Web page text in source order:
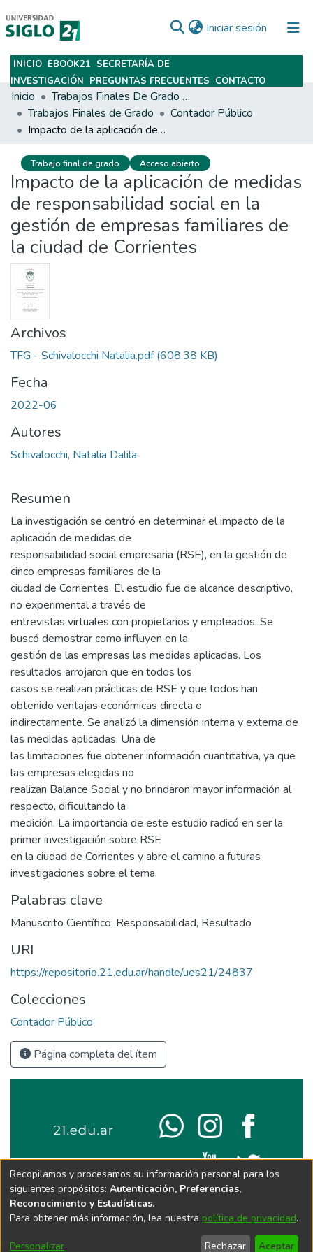
Iniciar sesión (current)
Subir
INICIO EBOOK21 SECRETARÍA DE
INVESTIGACIÓN PREGUNTAS FRECUENTES CONTACTO
Inicio
Trabajos Finales De Grado Y Posgrado
Trabajos Finales de Grado
Contador Público
Impacto de la aplicación de medidas de responsabilidad social en la gestión de empresas familiares de la ciudad de Corrientes
Trabajo final de grado Acceso abierto
Impacto de la aplicación de medidas
de responsabilidad social en la
gestión de empresas familiares de
la ciudad de Corrientes
Archivos
TFG - Schivalocchi Natalia.pdf(608.38 KB)
Fecha
2022-06
Autores
Schivalocchi, Natalia Dalila
Resumen
La investigación se centró en determinar el impacto de la
aplicación de medidas de
responsabilidad social empresaria (RSE), en la gestión de
cinco empresas familiares de la
ciudad de Corrientes. El estudio fue de alcance descriptivo,
no experimental a través de
entrevistas virtuales con propietarios y empleados. Se
buscó demostrar como influyen en la
gestión de las empresas las medidas aplicadas. Los
resultados arrojaron que en todos los
casos se realizan prácticas de RSE y que todos han
obtenido ventajas económicas directa o
indirectamente. Se analizó la dimensión interna y externa de
las medidas aplicadas. Una de
las limitaciones fue obtener información cuantitativa, ya que
las empresas elegidas no
realizan Balance Social y no brindaron mayor información al
respecto, dificultando la
medición. La importancia de este estudio radicó en ser la
primer investigación sobre RSE
en la ciudad de Corrientes y abre el camino a futuras
investigaciones sobre el tema.
Palabras clave
Manuscrito Científico, Responsabilidad, Resultado
URI
https://repositorio.21.edu.ar/handle/ues21/24837
Colecciones
Contador Público
Página completa del ítem
Recopilamos y procesamos su información personal para los
siguientes propósitos: Autenticación, Preferencias,
Reconocimiento y Estadísticas.
Para obtener más información, lea nuestra política de privacidad.
Personalizar Rechazar Aceptar